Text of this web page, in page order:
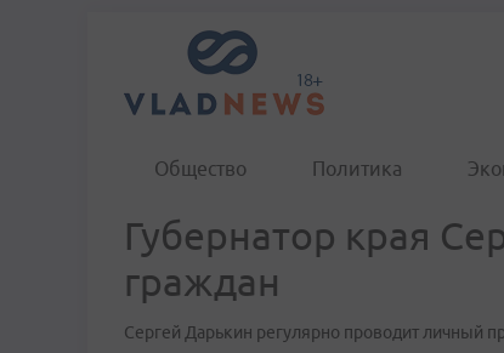
Общество Политика
Губернатор края
граждан
Сергей Дарькин регулярно проводит личный